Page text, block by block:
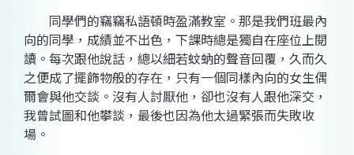
同學們的竊竊私語頓時盈滿教室。那是我們班最內
向的同學，成績並不出色，下課時總是獨自在座位上閱
讀。每次跟他說話，總以細若蚊蚋的聲音回覆，久而久
之便成了擺飾物般的存在，只有一個同樣內向的女生偶
爾會與他交談。沒有人討厭他，卻也沒有人跟他深交，
我曾試圖和他攀談，最後也因為他太過緊張而失敗收
場。